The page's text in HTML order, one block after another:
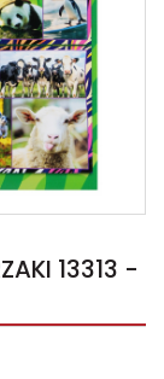
13313 -